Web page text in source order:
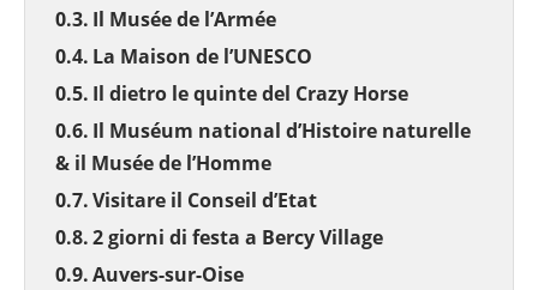
Il Musée de l’Armée
La Maison de l’UNESCO
Il dietro le quinte del Crazy Horse
Il Muséum national d’Histoire naturelle
& il Musée de l’Homme
Visitare il Conseil d’Etat
2 giorni di festa a Bercy Village
Auvers-sur-Oise